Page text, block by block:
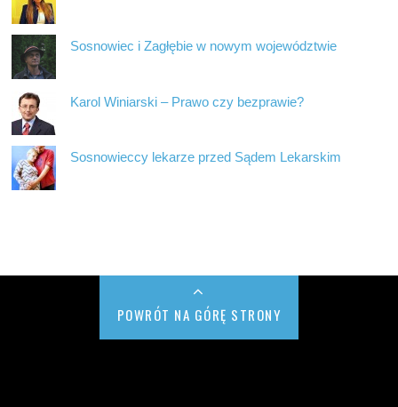
Sosnowiec i Zagłębie w nowym województwie
Karol Winiarski – Prawo czy bezprawie?
Sosnowieccy lekarze przed Sądem Lekarskim
POWRÓT NA GÓRĘ STRONY